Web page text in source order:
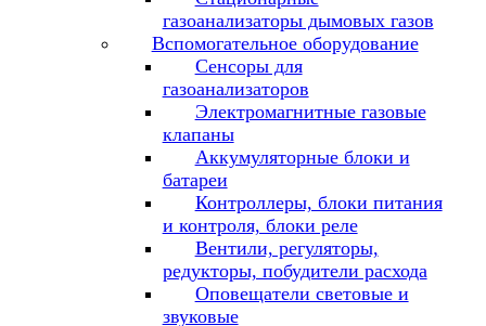
газоанализаторы дымовых газов
Вспомогательное оборудование
Сенсоры для
газоанализаторов
Электромагнитные газовые
клапаны
Аккумуляторные блоки и
батареи
Контроллеры, блоки питания
и контроля, блоки реле
Вентили, регуляторы,
редукторы, побудители расхода
Оповещатели световые и
звуковые